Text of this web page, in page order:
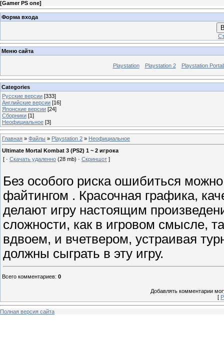
[Gamer PS one]
Форма входа
Меню сайта
Playstation Playstation 2 Playstation
Categories
Русские версии [333]
Английские версии [16]
Японские версии [24]
Сборники [1]
Неофициальное [3]
Главная » Файлы » Playstation 2 » Неофициальное
Ultimate Mortal Kombat 3 (PS2) 1 ~ 2 игрока
[ · Скачать удаленно (28 mb) · Скриншот ]
Без особого риска ошибиться
файтингом . Красочная графика,
делают игру настоящим
сложности, как в игровом смысле,
вдвоем, и вчетвером, устраивая
должны сыграть в эту игру.
Всего комментариев: 0
Добавлять комментарии
[
Полная версия сайта